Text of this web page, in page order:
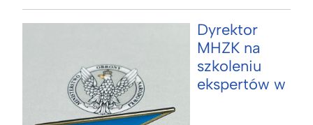
Dyrektor
MHZK na
szkoleniu
ekspertów w